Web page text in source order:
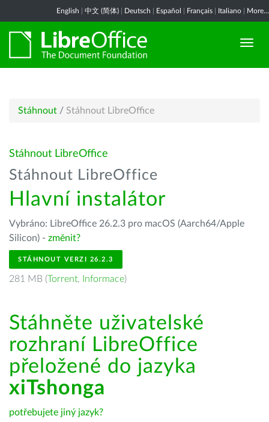
English 中文 (简体) Deutsch Español Français Italiano More...
Stáhnout / Stáhnout LibreOffice
Stáhnout LibreOffice
Stáhnout LibreOffice
Hlavní instalátor
Vybráno: LibreOffice 26.2.3 pro macOS (Aarch64/Apple
Silicon) - změnit?
STÁHNOUT VERZI 26.2.3
281 MB (Torrent, Informace)
Stáhněte uživatelské
rozhraní LibreOffice
přeložené do jazyka
xiTshonga
potřebujete jiný jazyk?